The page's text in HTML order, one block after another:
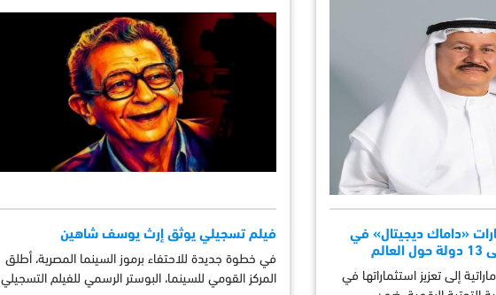
«داماك ديجيتال» في
إلى تعزيز استثماراتها في
فيلم تسجيلي يوثق إرث يوسف شاهين
في خطوة جديدة للاحتفاء برموز السينما المصرية، أطلق
المركز القومي للسينما، البوستر الرسمي للفيلم التسجيلي